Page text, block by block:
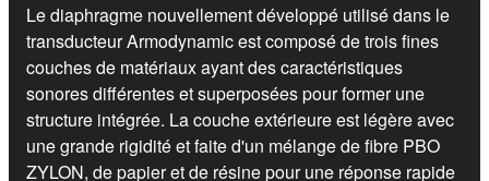
Le diaphragme nouvellement développé utilisé dans le
transducteur Armodynamic est composé de trois fines
couches de matériaux ayant des caractéristiques
sonores différentes et superposées pour former une
structure intégrée. La couche extérieure est légère avec
une grande rigidité et faite d'un mélange de fibre PBO
ZYLON, de papier et de résine pour une réponse rapide